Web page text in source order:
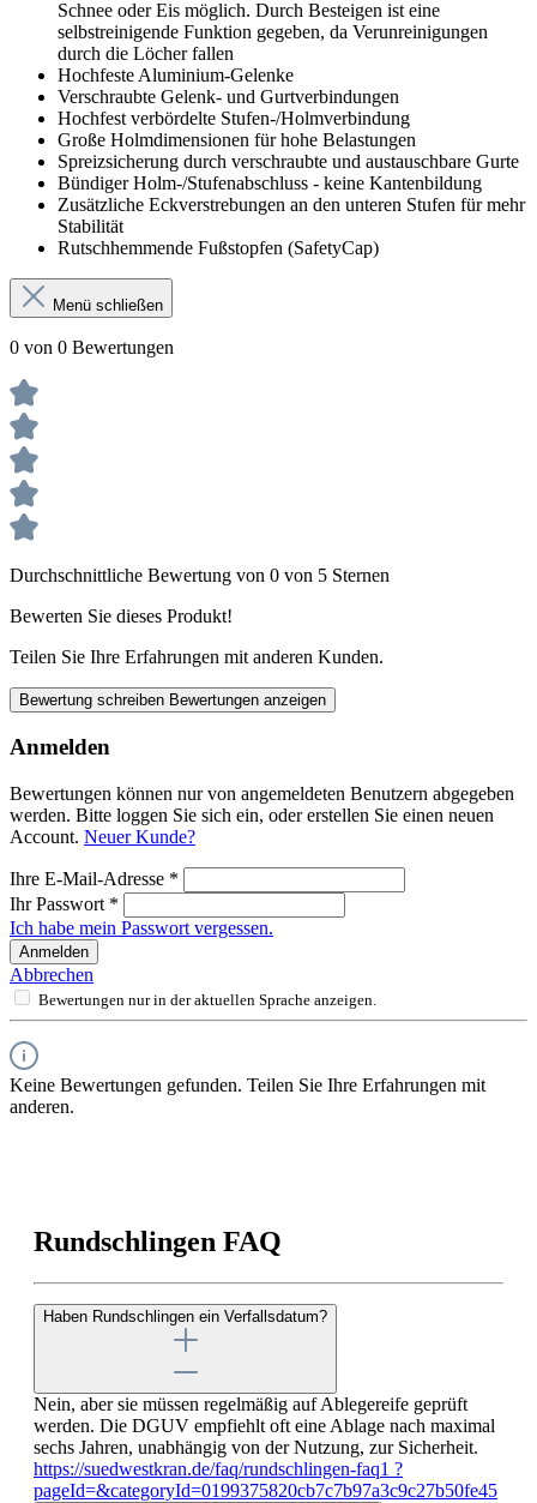
Schnee oder Eis möglich. Durch Besteigen ist eine
selbstreinigende Funktion gegeben, da Verunreinigungen
durch die Löcher fallen
Hochfeste Aluminium-Gelenke
Verschraubte Gelenk- und Gurtverbindungen
Hochfest verbördelte Stufen-/Holmverbindung
Große Holmdimensionen für hohe Belastungen
Spreizsicherung durch verschraubte und austauschbare Gurte
Bündiger Holm-/Stufenabschluss - keine Kantenbildung
Zusätzliche Eckverstrebungen an den unteren Stufen für mehr
Stabilität
Rutschhemmende Fußstopfen (SafetyCap)
Menü schließen
0 von 0 Bewertungen
Durchschnittliche Bewertung von 0 von 5 Sternen
Bewerten Sie dieses Produkt!
Teilen Sie Ihre Erfahrungen mit anderen Kunden.
Bewertung schreiben Bewertungen anzeigen
Anmelden
Bewertungen können nur von angemeldeten Benutzern abgegeben
werden. Bitte loggen Sie sich ein, oder erstellen Sie einen neuen
Account. Neuer Kunde?
Ihre E-Mail-Adresse *
Ihr Passwort *
Ich habe mein Passwort vergessen.
Anmelden
Abbrechen
Bewertungen nur in der aktuellen Sprache anzeigen.
Keine Bewertungen gefunden. Teilen Sie Ihre Erfahrungen mit
anderen.
Rundschlingen FAQ
Haben Rundschlingen ein Verfallsdatum?
Nein, aber sie müssen regelmäßig auf Ablegereife geprüft
werden. Die DGUV empfiehlt oft eine Ablage nach maximal
sechs Jahren, unabhängig von der Nutzung, zur Sicherheit.
https://suedwestkran.de/faq/rundschlingen-faq1 ?
pageId=&categoryId=0199375820cb7c7b97a3c9c27b50fe45